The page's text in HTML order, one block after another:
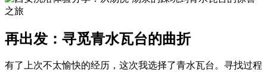
再出发：寻觅青水瓦台的曲折
有了上次不太愉快的经历，这次我选择了青水瓦台。寻找过程